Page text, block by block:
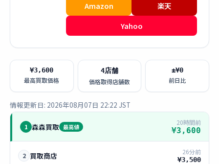
Amazon
楽天
Yahoo
¥3,600
最高買取価格
4店舗
価格取得店舗数
±¥0
前日比
情報更新日: 2026年08月07日 22:22 JST
1 森森買取 最高値
20時間前
¥3,600
2 買取商店 26分前
¥3,500